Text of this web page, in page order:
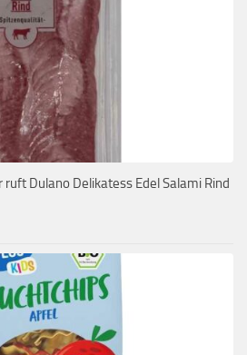
ruft Dulano Delikatess Edel Salami Rind